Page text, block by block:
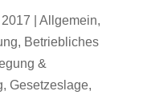
Allgemein,
, Betriebliches
&
, Gesetzeslage,